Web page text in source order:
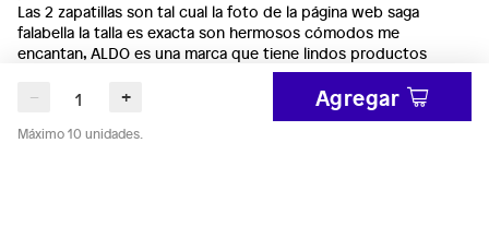
− +
Máximo 10 unidades.
Agregar
Las 2 zapatillas son tal cual la foto de la página web saga
falabella la talla es exacta son hermosos cómodos me
encantan, ALDO es una marca que tiene lindos productos